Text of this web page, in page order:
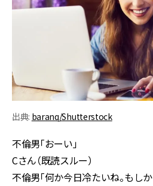
出典: baranq/Shutterstock
不倫男「おーい」
Cさん（既読スルー）
不倫男「何か今日冷たいね。もし